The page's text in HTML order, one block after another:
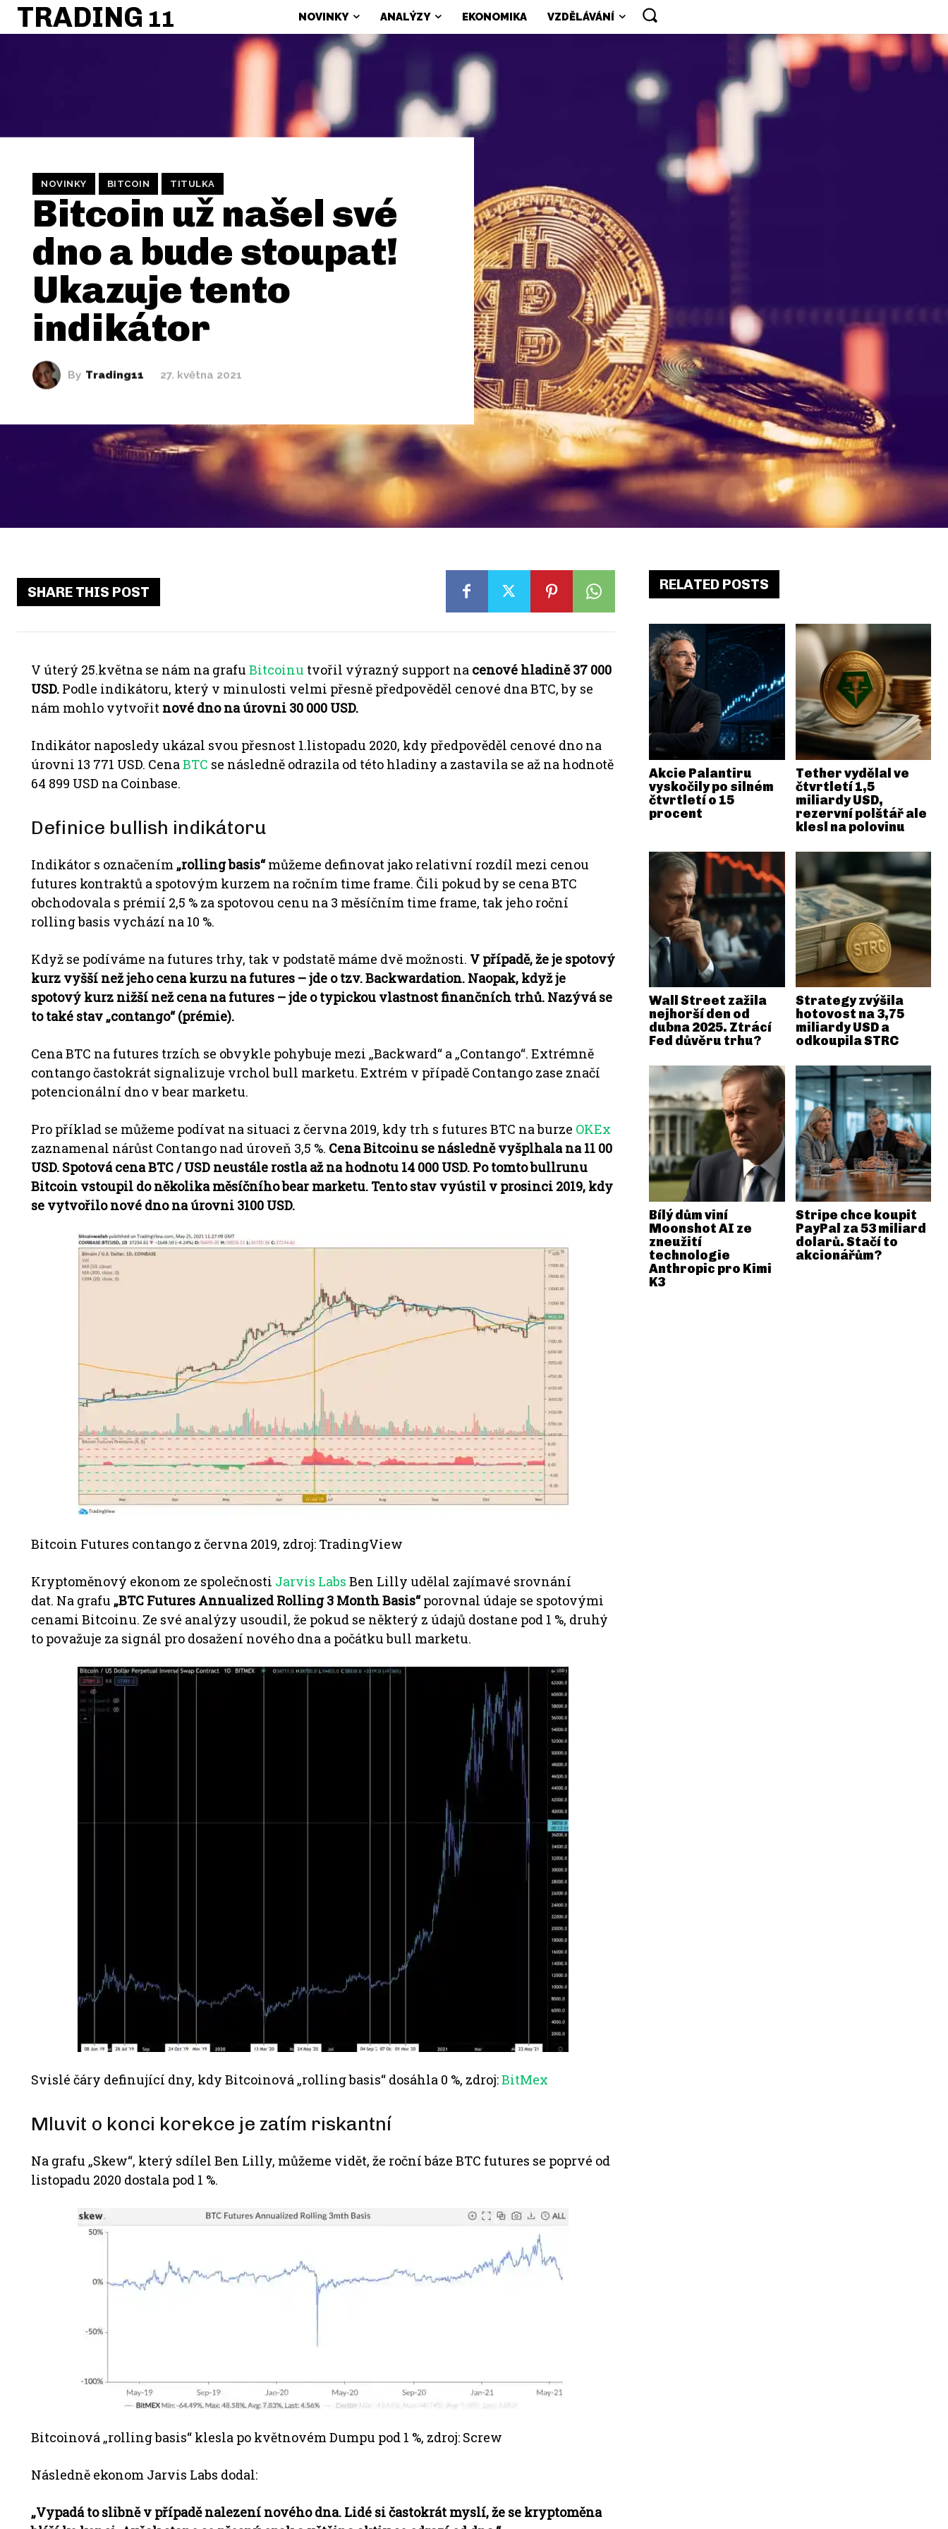
TRADING 11 NOVINKY ANALÝZY EKONOMIKA VZDĚLÁVÁNÍ
NOVINKY BITCOIN TITULKA
Bitcoin už našel své
dno a bude stoupat!
Ukazuje tento
indikátor
By Trading11 27. května 2021
SHARE THIS POST
V úterý 25.května se nám na grafu Bitcoinu tvořil výrazný support na cenové hladině 37 000
USD. Podle indikátoru, který v minulosti velmi přesně předpověděl cenové dna BTC, by se
nám mohlo vytvořit nové dno na úrovni 30 000 USD.
Indikátor naposledy ukázal svou přesnost 1.listopadu 2020, kdy předpověděl cenové dno na
úrovni 13 771 USD. CenaBTC se následně odrazila od této hladiny a zastavila se až na hodnotě
64 899 USD na Coinbase.
Definice bullish indikátoru
Indikátor s označením „rolling basis“můžeme definovat jako relativní rozdíl mezi cenou
futures kontraktů a spotovým kurzem na ročním time frame. Čili pokud by se cena BTC
obchodovala s prémií 2,5 % za spotovou cenu na 3 měsíčním time frame, tak jeho roční
rolling basis vychází na 10 %.
Když se podíváme na futures trhy, tak v podstatě máme dvě možnosti. V případě, že je spotový
kurz vyšší než jeho cena kurzu na futures – jde o tzv. Backwardation. Naopak, když je
spotový kurz nižší než cena na futures – jde o typickou vlastnost finančních trhů. Nazývá se
to také stav „contango“ (prémie).
Cena BTC na futures trzích se obvykle pohybuje mezi „Backward“ a „Contango“. Extrémně
contango častokrát signalizuje vrchol bull marketu. Extrém v případě Contango zase značí
potencionální dno v bear marketu.
Pro příklad se můžeme podívat na situaci z června 2019, kdy trh s futures BTC na burze OKEx
zaznamenal nárůst Contango nad úroveň 3,5 %. Cena Bitcoinu se následně vyšplhala na 11 00
USD. Spotová cena BTC / USD neustále rostla až na hodnotu 14 000 USD. Po tomto bullrunu
Bitcoin vstoupil do několika měsíčního bear marketu. Tento stav vyústil v prosinci 2019, kdy
se vytvořilo nové dno na úrovni 3100 USD.
Bitcoin Futures contango z června 2019, zdroj: TradingView
Kryptoměnový ekonom ze společnosti Jarvis Labs Ben Lilly udělal zajímavé srovnání
dat. Na grafu „BTC Futures Annualized Rolling 3 Month Basis“porovnal údaje se spotovými
cenami Bitcoinu. Ze své analýzy usoudil, že pokud se některý z údajů dostane pod 1 %, druhý
to považuje za signál pro dosažení nového dna a počátku bull marketu.
Svislé čáry definující dny, kdy Bitcoinová „rolling basis“ dosáhla 0 %, zdroj:BitMex
Mluvit o konci korekce je zatím riskantní
Na grafu „Skew“, který sdílel Ben Lilly, můžeme vidět, že roční báze BTC futures se poprvé od
listopadu 2020 dostala pod 1 %.
Bitcoinová „rolling basis“ klesla po květnovém Dumpu pod 1 %, zdroj: Screw
Následně ekonom Jarvis Labs dodal:
„Vypadá to slibně v případě nalezení nového dna. Lidé si častokrát myslí, že se kryptoměna
RELATED POSTS
Akcie Palantiru
vyskočily po silném
čtvrtletí o 15
procent
Tether vydělal ve
čtvrtletí 1,5
miliardy USD,
rezervní polštář ale
klesl na polovinu
Wall Street zažila
nejhorší den od
dubna 2025. Ztrácí
Fed důvěru trhu?
Strategy zvýšila
hotovost na 3,75
miliardy USD a
odkoupila STRC
Bílý dům viní
Moonshot AI ze
zneužití
technologie
Anthropic pro Kimi
K3
Stripe chce koupit
PayPal za 53 miliard
dolarů. Stačí to
akcionářům?